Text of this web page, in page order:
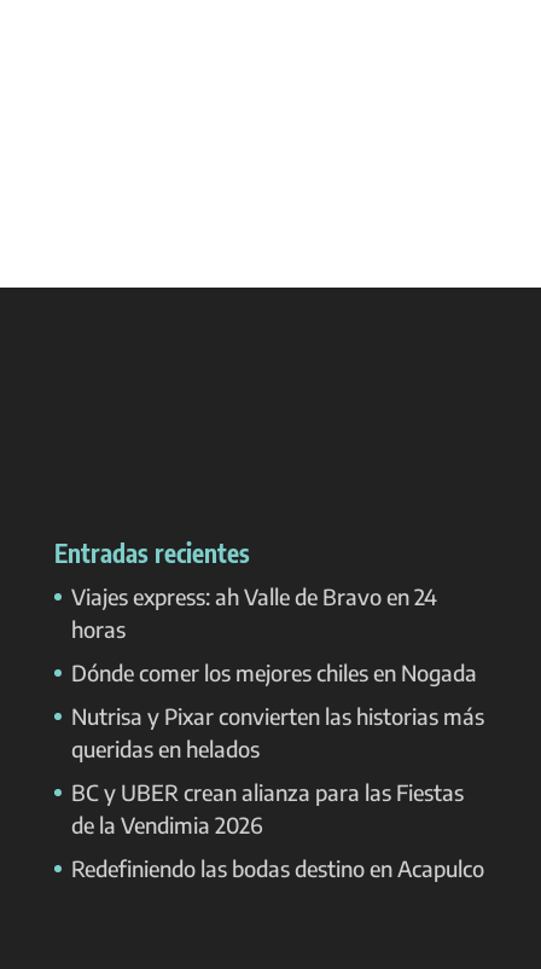
Entradas recientes
Viajes express: ah Valle de Bravo en 24
horas
Dónde comer los mejores chiles en Nogada
Nutrisa y Pixar convierten las historias más
queridas en helados
BC y UBER crean alianza para las Fiestas
de la Vendimia 2026
Redefiniendo las bodas destino en Acapulco